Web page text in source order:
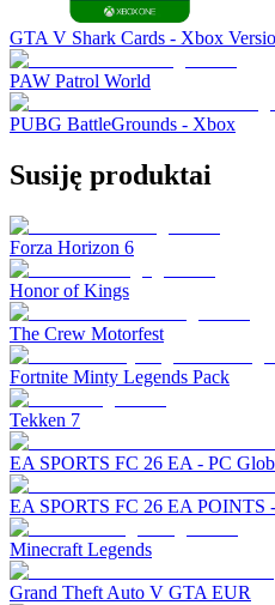
GTA V Shark Cards - Xbox
PAW Patrol World
PUBG BattleGrounds - Xbox
Susiję produktai
Forza Horizon 6
Honor of Kings
The Crew Motorfest
Fortnite Minty Legends Pack
Tekken 7
EA SPORTS FC 26 EA - PC
EA SPORTS FC 26 EA POINTS
Minecraft Legends
Grand Theft Auto V GTA EUR